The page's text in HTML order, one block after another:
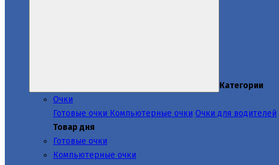
Категории
Очки
Готовые очки Компьютерные очки Очки для водителей
Товар дня
Готовые очки
Компьютерные очки